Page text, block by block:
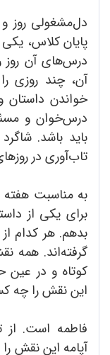
دل‌مشغولی روز
پایان کلاس،
درس‌های آن روز
آن، چند روزی
خواندن داستان
درس‌خوان و
باید باشد.
تاب‌آوری در
به مناسبت
برای یکی از
بدهم. هر کدام
گرفته‌اند.
کوتاه و در عین
این نقش را چه
فاطمه است. از
آپامه این نقش